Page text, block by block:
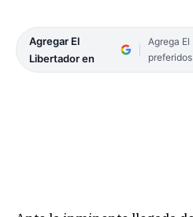
Agregar El
Libertador en
Agrega